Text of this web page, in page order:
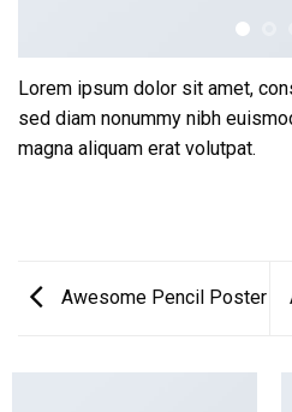
Lorem ipsum dolor sit amet,
sed diam nonummy nibh
magna aliquam erat volutpat.
Awesome Pencil Poster